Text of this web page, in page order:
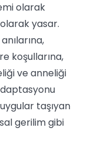
olarak
yasar.
koşullarına,
ve anneliği
taşıyan
gerilim gibi